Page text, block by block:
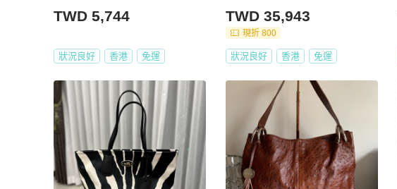
TWD 5,744
狀況良好 香港 免運
TWD 35,943
現折 800
狀況良好 香港 免運